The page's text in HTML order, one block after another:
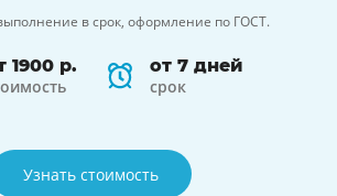
в срок, оформление по ГОСТ.
1900 р.
от 7 дней
срок
Узнать стоимость